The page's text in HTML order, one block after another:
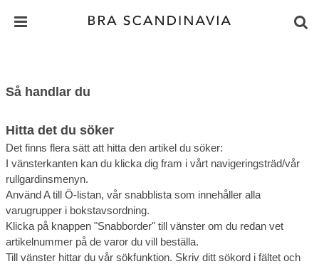
Så handlar du
Hitta det du söker
Det finns flera sätt att hitta den artikel du söker:
I vänsterkanten kan du klicka dig fram i vårt navigeringsträd/vår
rullgardinsmenyn.
Använd A till Ö-listan, vår snabblista som innehåller alla
varugrupper i bokstavsordning.
Klicka på knappen "Snabborder" till vänster om du redan vet
artikelnummer på de varor du vill beställa.
Till vänster hittar du vår sökfunktion. Skriv ditt sökord i fältet och